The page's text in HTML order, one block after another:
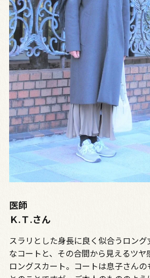
医師
Ｋ.Ｔ.さん
スラリとした身長に良く似合うロン
なコートと、その合間から見えるツヤ
ロングスカート。コートは息子さん